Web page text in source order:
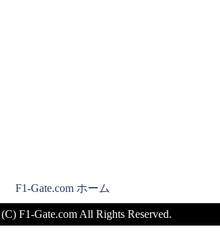
F1-Gate.com ホーム
F1-Gate.com All Rights Reserved.